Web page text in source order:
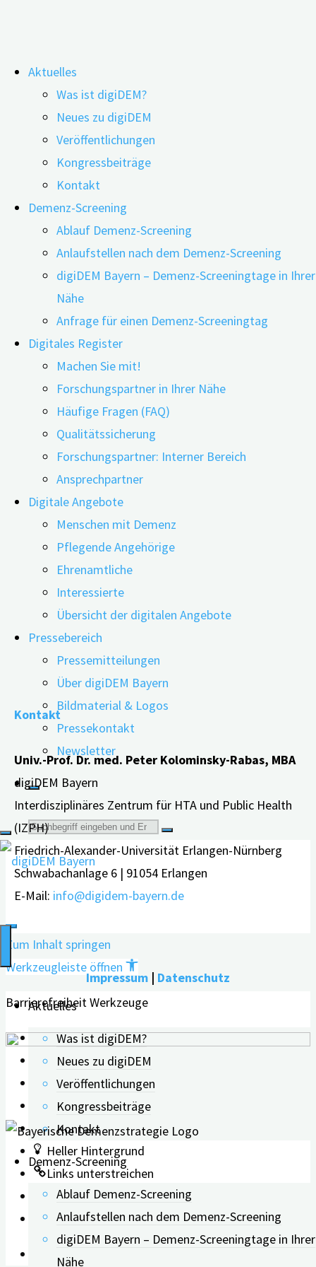
Inhalt
springen
Aktuelles
Was ist digiDEM?
Neues zu digiDEM
Veröffentlichungen
Kongressbeiträge
Kontakt
Demenz-Screening
Ablauf Demenz-Screening
Anlaufstellen nach dem Demenz-Screening
digiDEM Bayern – Demenz-Screeningtage in Ihrer
Nähe
Anfrage für einen Demenz-Screeningtag
Digitales Register
Machen Sie mit!
Forschungspartner in Ihrer Nähe
Häufige Fragen (FAQ)
Qualitätssicherung
Forschungspartner: Interner Bereich
Ansprechpartner
Digitale Angebote
Menschen mit Demenz
Pflegende Angehörige
Ehrenamtliche
Interessierte
Übersicht der digitalen Angebote
Pressebereich
Pressemitteilungen
Über digiDEM Bayern
Bildmaterial & Logos
Pressekontakt
Newsletter
Suche
nach:
Aktuelles
Was ist digiDEM?
Neues zu digiDEM
Veröffentlichungen
Kongressbeiträge
Kontakt
Demenz-Screening
Ablauf Demenz-Screening
Anlaufstellen nach dem Demenz-Screening
digiDEM Bayern – Demenz-Screeningtage in Ihrer
Nähe
Schlagwort:Planen für alle Sinne
Alterssensible Architektur – Planen für
alle Sinne
25.11.202011.05.2023
„Der See war früher auch mal blauer!“ – Mit dem
Älterwerden wandeln sich unsere
Sinneswahrnehmungen, wovon auch das Sehen nicht
verschont bleibt. Ebenso können sich mit zunehmendem
Alter Körper und Geist verändern. Um genau diese
Wandlungen zu berücksichtigen, ist eine alterssensible
Architektur relevant. Frau Dr. Birgit Dietz hat in unserem
…
weiterlesen
"Alterssensible
Architektur
Planen
für
alle
Sinne"
Kontakt
Univ.-Prof. Dr. med. Peter Kolominsky-Rabas, MBA
digiDEM Bayern
Interdisziplinäres Zentrum für HTA und Public Health
(IZPH)
Friedrich-Alexander-Universität Erlangen-Nürnberg
Schwabachanlage 6 | 91054 Erlangen
E-Mail: info@digidem-bayern.de
Impressum | Datenschutz
Zum Inhalt springen
Werkzeugleiste öffnen
Barrierefreiheit Werkzeuge
Text vergrößern
Text verkleinern
Graustufen
Hoher Kontrast
Negativer Kontrast
Heller Hintergrund
Links unterstreichen
Lesbarkeit erhöhen
Zurücksetzen
Leichte Sprache